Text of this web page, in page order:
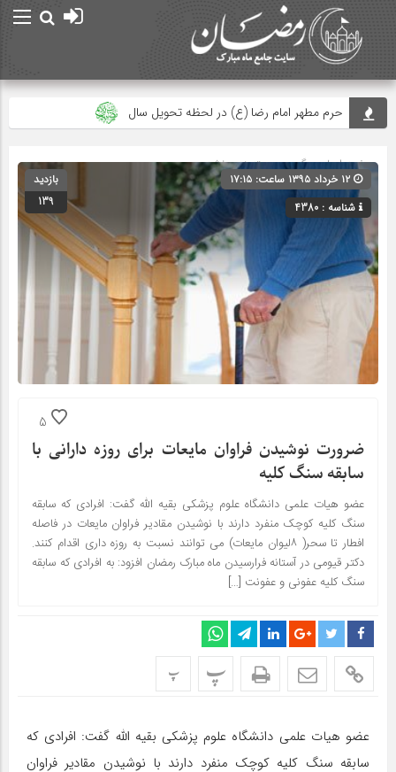
حرم مطهر امام رضا (ع) در لحظه تحویل سال
جلوه‌های بزرگ نصرت الهی در ماه مبارک رمضان دیده شد
علت حرام بودن روزه ی عید فطر در احادیث
طریقه خواندن نماز عید فطر و دعای قنوت نماز عید فطر
زکات فطره میهمانِ شب عید
پیام‌های جزء ۳۰ قرآن؛ از توحید تا انس همیشگی با قرآن
امام سجاد(ع) در فراغ ماه مبارک رمضان
اعمال شب و روز عید سعید فطر
پیام نوروزی رهبر انقلاب به مناسبت آغاز سال ۱۴۰۵
صفحه اصلی» گروه » دسته‌بندی نشده
شناسه : 4380
بازدید
139
5
ضرورت نوشیدن فراوان مایعات برای روزه دارانی با
سابقه سنگ کلیه
عضو هیات علمی دانشگاه علوم پزشکی بقیه الله گفت: افرادی که سابقه
سنگ کلیه کوچک منفرد دارند با نوشیدن مقادیر فراوان مایعات در فاصله
افطار تا سحر( ۸لیوان مایعات) می توانند نسبت به روزه داری اقدام کنند.
دکتر قیومی در آستانه فرارسیدن ماه مبارک رمضان افزود: به افرادی که سابقه
سنگ کلیه عفونی و عفونت […]
پ پ
عضو هیات علمی دانشگاه علوم پزشکی بقیه الله گفت: افرادی که
سابقه سنگ کلیه کوچک منفرد دارند با نوشیدن مقادیر فراوان